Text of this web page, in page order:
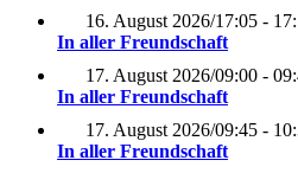
16. August 2026/17:05 -
In aller Freundschaft
17. August 2026/09:00 -
In aller Freundschaft
17. August 2026/09:45 -
In aller Freundschaft